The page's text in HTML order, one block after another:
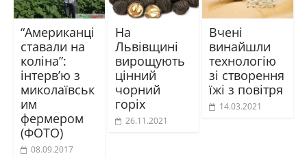
“Американці
ставали на
коліна”:
інтерв’ю з
миколаївськ
им
фермером
(ФОТО)
08.09.2017
На
Львівщині
вирощують
цінний
чорний
горіх
26.11.2021
Вчені
винайшли
технологію
зі створення
їжі з повітря
14.03.2021